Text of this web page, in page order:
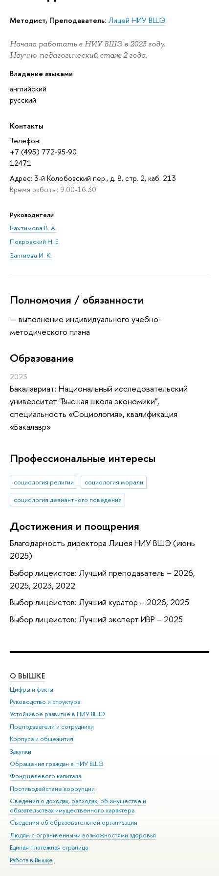
Методист, Преподаватель: Лицей НИУ ВШЭ
Начала работать в НИУ ВШЭ в 2023 году.
Научно-педагогический стаж: 2 года.
Владение языками
английский
русский
Контакты
Телефон:
+7 (495) 772-95-90
12471
Адрес: 3-й Колобовский пер., д. 8, стр. 2, каб. 213
Время работы: 9.00-16.30
Руководители
Бахтимова В. А.
Покровский Н. Е.
Зангиева И. К.
Полномочия / обязанности
выполнение индивидуального учебно-
методического плана
Oбразование
2023
Бакалавриат: Национальный исследовательский
университет "Высшая школа экономики",
специальность «Социология», квалификация
«Бакалавр»
Профессиональные интересы
социология религии
социология морали
социология девиантного поведения
Достижения и поощрения
Благодарность директора Лицея НИУ ВШЭ (июнь
2025)
Выбор лицеистов: Лучший преподаватель – 2026,
2025, 2023, 2022
Выбор лицеистов: Лучший куратор – 2026, 2025
Выбор лицеистов: Лучший эксперт ИВР – 2025
О ВЫШКЕ
Цифры и факты
Руководство и структура
Устойчивое развитие в НИУ ВШЭ
Преподаватели и сотрудники
Корпуса и общежития
Закупки
Обращения граждан в НИУ ВШЭ
Фонд целевого капитала
Противодействие коррупции
Сведения о доходах, расходах, об имуществе и
обязательствах имущественного характера
Сведения об образовательной организации
Людям с ограниченными возможностями здоровья
Единая платежная страница
Работа в Вышке